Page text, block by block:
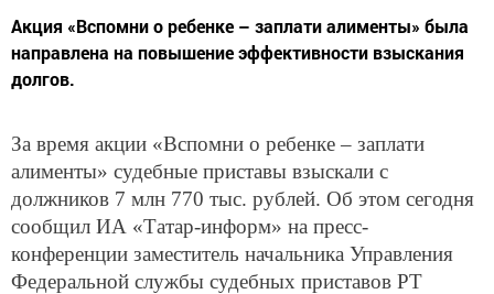
Акция «Вспомни о ребенке – заплати алименты» была
направлена на повышение эффективности взыскания
долгов.
За время акции «Вспомни о ребенке – заплати
алименты» судебные приставы взыскали с
должников 7 млн 770 тыс. рублей. Об этом сегодня
сообщил ИА «Татар-информ» на пресс-
конференции заместитель начальника Управления
Федеральной службы судебных приставов РТ